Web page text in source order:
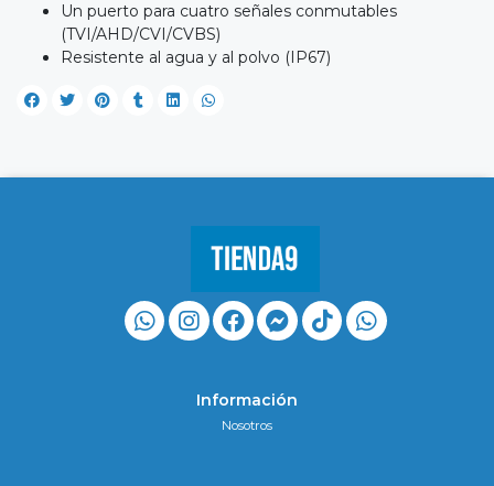
Un puerto para cuatro señales conmutables
(TVI/AHD/CVI/CVBS)
Resistente al agua y al polvo (IP67)
Información
Nosotros